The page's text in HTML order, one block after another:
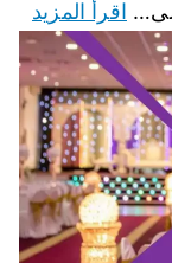
اقرأ المزيد